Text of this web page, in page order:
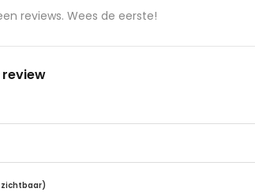
product terug naar de koper.
retourtermijn
dagen een terugbetaling na ontvangst
wordt gedaan via de
reviews. Wees de eerste!
review